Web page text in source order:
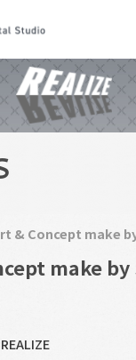
& Concept make by
make by